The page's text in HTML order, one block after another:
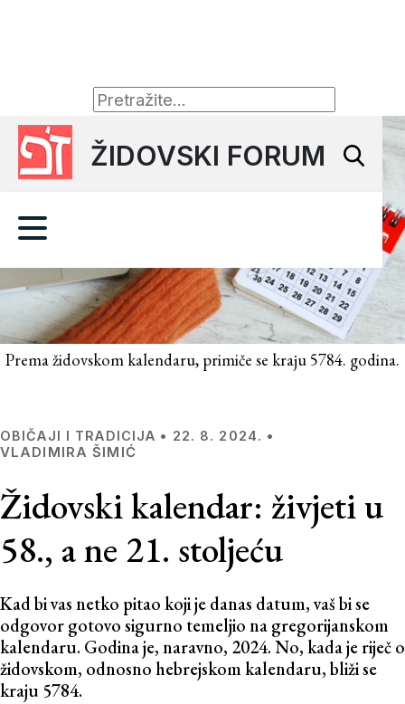
ŽIDOVSKI FORUM
Prema židovskom kalendaru, primiče se kraju 5784. godina.
OBIČAJI I TRADICIJA • 22. 8. 2024. •
VLADIMIRA ŠIMIĆ
Židovski kalendar: živjeti u
58., a ne 21. stoljeću
Kad bi vas netko pitao koji je danas datum, vaš bi se
odgovor gotovo sigurno temeljio na gregorijanskom
kalendaru. Godina je, naravno, 2024. No, kada je riječ o
židovskom, odnosno hebrejskom kalendaru, bliži se
kraju 5784.